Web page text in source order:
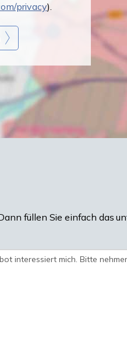
privacy).
füllen Sie einfach das